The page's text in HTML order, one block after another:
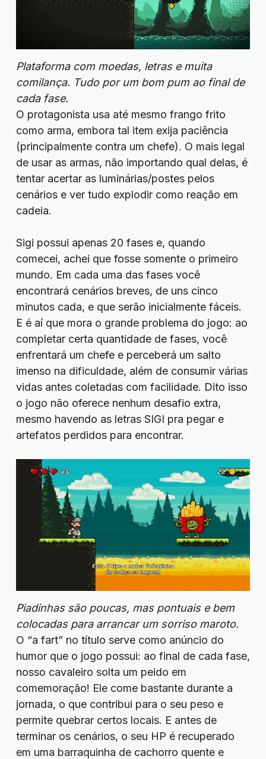
Plataforma com moedas, letras e muita
comilança. Tudo por um bom pum ao final de
cada fase.
O protagonista usa até mesmo frango frito
como arma, embora tal item exija paciência
(principalmente contra um chefe). O mais legal
de usar as armas, não importando qual delas, é
tentar acertar as luminárias/postes pelos
cenários e ver tudo explodir como reação em
cadeia.
Sigi possui apenas 20 fases e, quando
comecei, achei que fosse somente o primeiro
mundo. Em cada uma das fases você
encontrará cenários breves, de uns cinco
minutos cada, e que serão inicialmente fáceis.
E é aí que mora o grande problema do jogo: ao
completar certa quantidade de fases, você
enfrentará um chefe e perceberá um salto
imenso na dificuldade, além de consumir várias
vidas antes coletadas com facilidade. Dito isso
o jogo não oferece nenhum desafio extra,
mesmo havendo as letras SIGI pra pegar e
artefatos perdidos para encontrar.
Piadinhas são poucas, mas pontuais e bem
colocadas para arrancar um sorriso maroto.
O “a fart” no título serve como anúncio do
humor que o jogo possui: ao final de cada fase,
nosso cavaleiro solta um peido em
comemoração! Ele come bastante durante a
jornada, o que contribui para o seu peso e
permite quebrar certos locais. E antes de
terminar os cenários, o seu HP é recuperado
em uma barraquinha de cachorro quente e